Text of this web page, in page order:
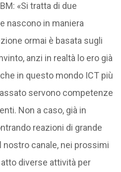
«Si tratta di due
nascono in maniera
ormai è basata sugli
anzi in realtà lo ero già
in questo mondo ICT più
servono competenze
Non a caso, già in
reazioni di grande
canale, nei prossimi
diverse attività per